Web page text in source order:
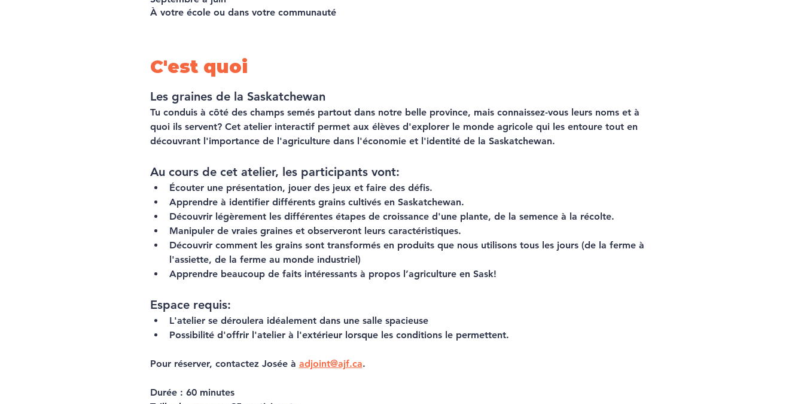
À votre école ou dans votre communauté
C'est quoi
Les graines de la Saskatchewan
Tu conduis à côté des champs semés partout dans notre belle province, mais connaissez-vous leurs noms et à
quoi ils servent? Cet atelier interactif permet aux élèves d'explorer le monde agricole qui les entoure tout en
découvrant l'importance de l'agriculture dans l'économie et l'identité de la Saskatchewan.
Au cours de cet atelier, les participants vont:
Écouter une présentation, jouer des jeux et faire des défis.
Apprendre à identifier différents grains cultivés en Saskatchewan.
Découvrir légèrement les différentes étapes de croissance d'une plante, de la semence à la récolte.
Manipuler de vraies graines et observeront leurs caractéristiques.
Découvrir comment les grains sont transformés en produits que nous utilisons tous les jours (de la ferme à
l'assiette, de la ferme au monde industriel)
Apprendre beaucoup de faits intéressants à propos l’agriculture en Sask!
Espace requis:
L'atelier se déroulera idéalement dans une salle spacieuse
Possibilité d'offrir l'atelier à l'extérieur lorsque les conditions le permettent.
Pour réserver, contactez Josée à adjoint@ajf.ca.
Durée : 60 minutes